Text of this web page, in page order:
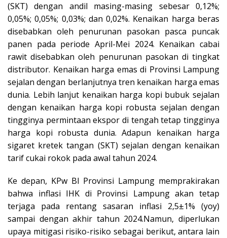
(SKT) dengan andil masing-masing sebesar 0,12%;
0,05%; 0,05%; 0,03%; dan 0,02%. Kenaikan harga beras
disebabkan oleh penurunan pasokan pasca puncak
panen pada periode April-Mei 2024. Kenaikan cabai
rawit disebabkan oleh penurunan pasokan di tingkat
distributor. Kenaikan harga emas di Provinsi Lampung
sejalan dengan berlanjutnya tren kenaikan harga emas
dunia. Lebih lanjut kenaikan harga kopi bubuk sejalan
dengan kenaikan harga kopi robusta sejalan dengan
tingginya permintaan ekspor di tengah tetap tingginya
harga kopi robusta dunia. Adapun kenaikan harga
sigaret kretek tangan (SKT) sejalan dengan kenaikan
tarif cukai rokok pada awal tahun 2024.
Ke depan, KPw BI Provinsi Lampung memprakirakan
bahwa inflasi IHK di Provinsi Lampung akan tetap
terjaga pada rentang sasaran inflasi 2,5±1% (yoy)
sampai dengan akhir tahun 2024.Namun, diperlukan
upaya mitigasi risiko-risiko sebagai berikut, antara lain